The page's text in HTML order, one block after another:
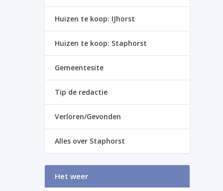
Huizen te koop: IJhorst
Huizen te koop: Staphorst
Gemeentesite
Tip de redactie
Verloren/Gevonden
Alles over Staphorst
Het weer